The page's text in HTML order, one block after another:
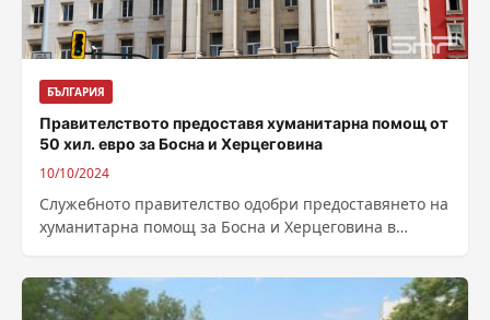
БЪЛГАРИЯ
Правителството предоставя хуманитарна помощ от
50 хил. евро за Босна и Херцеговина
10/10/2024
Служебното правителство одобри предоставянето на
хуманитарна помощ за Босна и Херцеговина в